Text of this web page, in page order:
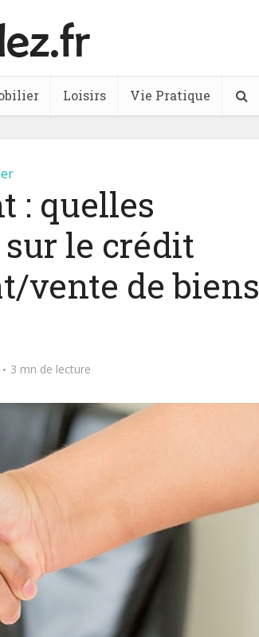
Loisirs Vie Pratique
: quelles
le crédit
vente de biens
3 mn de lecture